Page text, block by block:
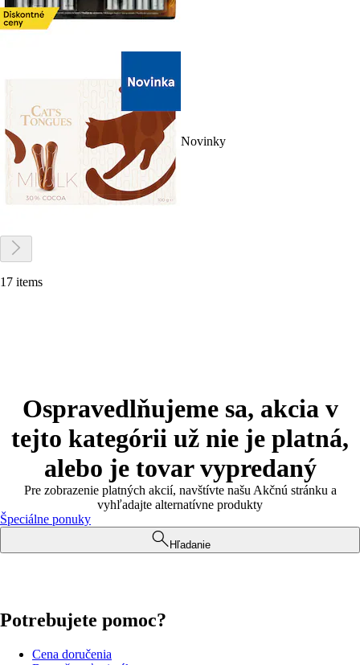
Novinky
17 items
Ospravedlňujeme sa, akcia v
tejto kategórii už nie je platná,
alebo je tovar vypredaný
Pre zobrazenie platných akcií, navštívte našu Akčnú stránku a
vyhľadajte alternatívne produkty
Špeciálne ponuky
Hľadanie
Potrebujete pomoc?
Cena doručenia